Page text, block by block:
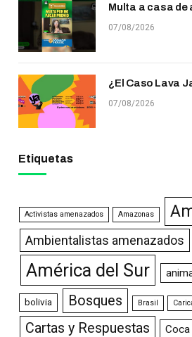
Multa a casa de
07/08/2026
¿El Caso Lava
07/08/2026
Etiquetas
Activistas amenazados Amazonas
Ambientalistas amenazados
América del Sur
bolivia Bosques Brasil
Cartas y Respuestas Coca